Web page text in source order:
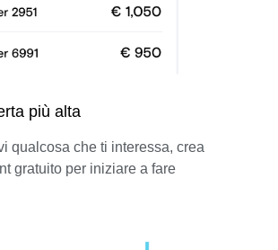
più alta
qualcosa che ti interessa, crea
gratuito per iniziare a fare